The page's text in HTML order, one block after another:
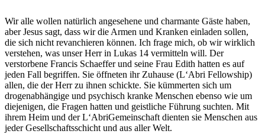
Wir alle wollen natürlich angesehene und charmante Gäste haben,
aber Jesus sagt, dass wir die Armen und Kranken einladen sollen,
die sich nicht revanchieren können. Ich frage mich, ob wir wirklich
verstehen, was unser Herr in Lukas 14 vermitteln will. Der
verstorbene Francis Schaeffer und seine Frau Edith hatten es auf
jeden Fall begriffen. Sie öffneten ihr Zuhause (L‘Abri Fellowship)
allen, die der Herr zu ihnen schickte. Sie kümmerten sich um
drogenabhängige und psychisch kranke Menschen ebenso wie um
diejenigen, die Fragen hatten und geistliche Führung suchten. Mit
ihrem Heim und der L‘Abri­Gemeinschaft dienten sie Menschen aus
jeder Gesellschaftsschicht und aus aller Welt.